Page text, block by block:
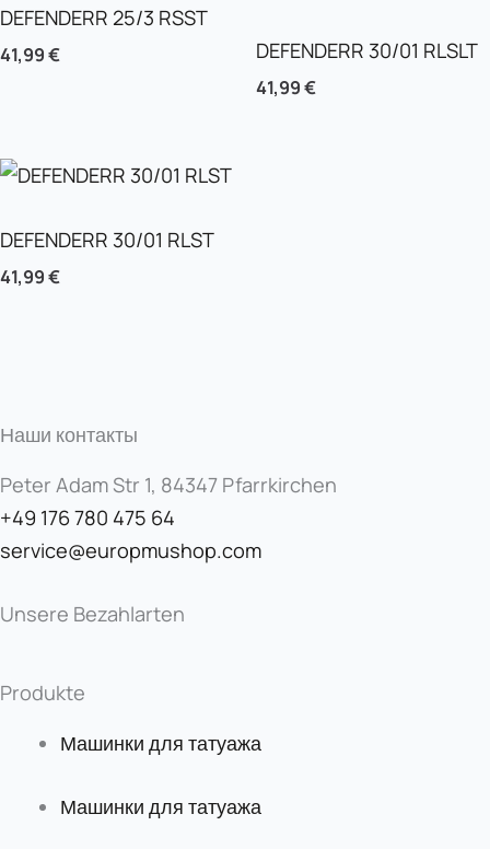
DEFENDERR 25/3 RSST
41,99€ DEFENDERR 30/01 RLSLT
41,99€
DEFENDERR 30/01 RLST
41,99€
Наши контакты
Peter Adam Str 1, 84347 Pfarrkirchen
+49 176 780 475 64
service@europmushop.com
Unsere Bezahlarten
Produkte
Машинки для татуажа
Машинки для татуажа